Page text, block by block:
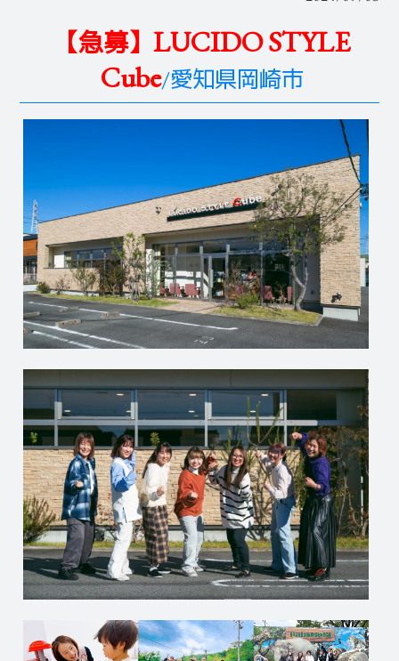
【急募】 LUCIDO STYLE
Cube/愛知県岡崎市